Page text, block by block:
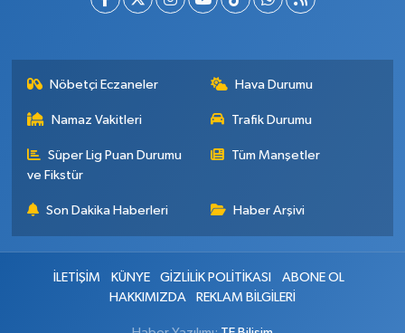
Nöbetçi Eczaneler Hava Durumu
Namaz Vakitleri Trafik Durumu
Süper Lig Puan Durumu
ve Fikstür
Tüm Manşetler
Son Dakika Haberleri Haber Arşivi
İLETİŞİM KÜNYE GİZLİLİK POLİTİKASI
ABONE OL
HAKKIMIZDA
REKLAM BİLGİLERİ